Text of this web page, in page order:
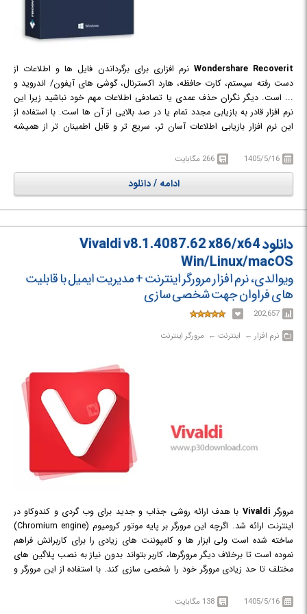
Wondershare Recoverit نرم افزاری برای برگرداندن فایل ها و اطلاعات از
دست رفته سیستم، کارت حافظه، هارد اکسترنال، گوشی های آیفون/ اندروید و
... است. دیگر نگران حذف عمدی یا تصادفی اطلاعات مهم خود نباشید زیرا این
نرم افزار قادر به بازیابی مجدد تمام یا در صد بالایی از آن ها است. با استفاده از
این نرم افزار بازیابی اطلاعات آسان تر، سریع تر و قابل اطمینان تر از همیشه
کنید. سپس نرم افزار برای شناسایی داده های از دست رفته، به طور کامل دستگاه
یا رایانه را اسکن می کند و در نهایت پیش نمایشی از فایل های شناسایی شده به
شما نمایش داده می‌شود تا موارد موردنظر را انتخاب، بازیابی و ذخیره کنید.
1405/5/16 266 مگابایت
ادامه / دانلود
دانلود Vivaldi v8.1.4087.62 x86/x64
Win/Linux/macOS
ویوالدی، نرم افزار مرورگر اینترنت + مدیریت ایمیل با قابلیت
های فراوان جهت شخصی سازی
202,657
نرم افزار‎ ← ‏ اینترنت‎ ← ‏ مرورگر اینترنت
مرورگر Vivaldi با هدف ارائه روشی جذاب و جدید برای وب گردی و کندوکاو در
اینترنت ارائه شد. اگرچه این مرورگر بر پایه موتور کرومیوم (Chromium engine)
ساخته شده است ولی ابزار ها و کامپوننت های زیادی را برای کاربرانش فراهم
نموده است تا برخلاف دیگر مرورگرها، کاربر بتواند بدون نیاز به نصب پلاگین های
مختلف تا حد زیادی مرورگر خود را شخصی سازی کند. با استفاده از این مرورگر و
کنید. یکی از ویژگی های جالب توجه این مرورگر تغییر رنگ خودکار هریک از تب
1405/5/16 138 مگابایت